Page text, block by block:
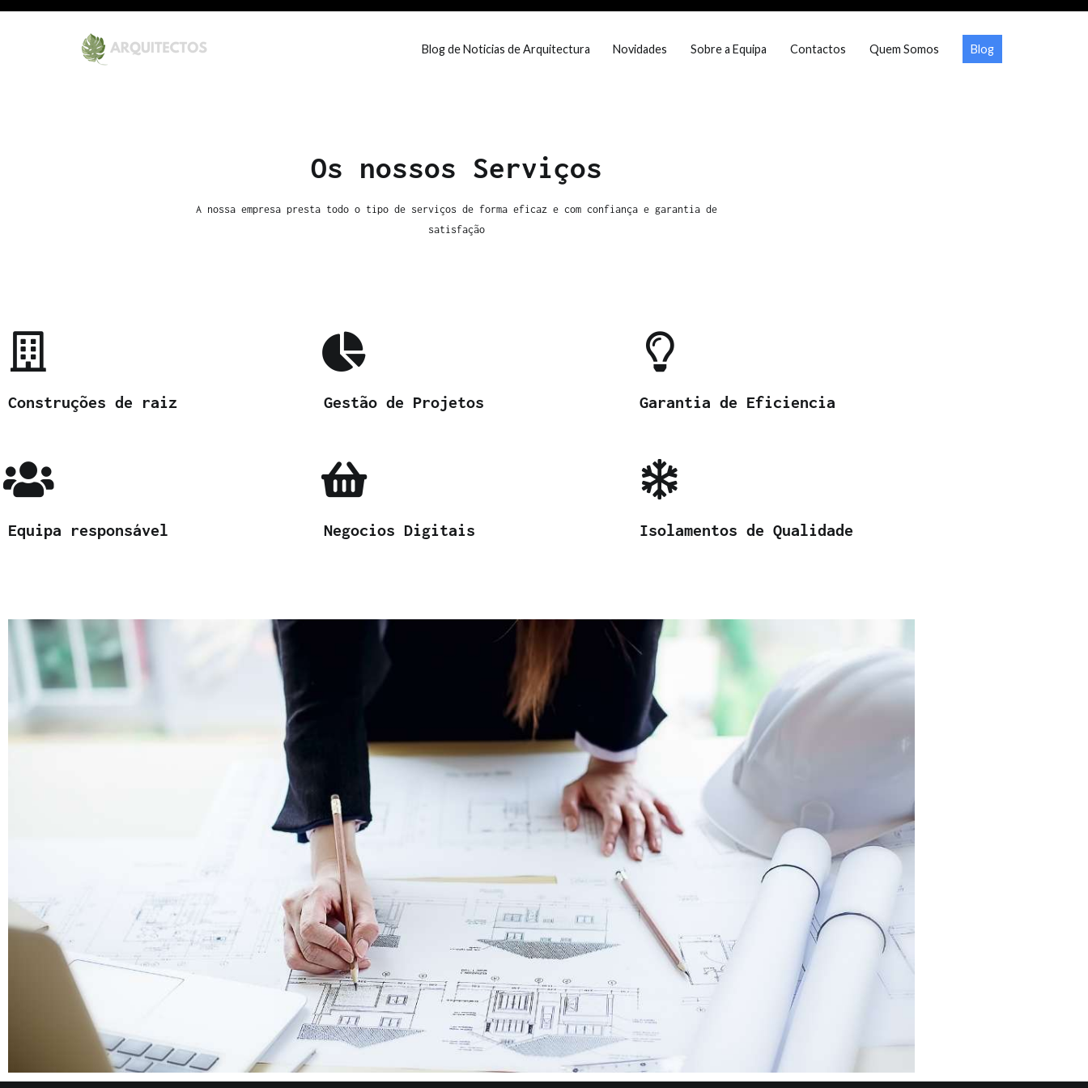
Uma rede de Arquitectura de prestigio em Portugal
Blog de Noticias de Arquitectura Novidades Sobre a Equipa Contactos Quem Somos Blog
Os nossos Serviços
A nossa empresa presta todo o tipo de serviços de forma eficaz e com confiança e garantia de
satisfação
Construções de raiz Gestão de Projetos Garantia de Eficiencia
Equipa responsável Negocios Digitais Isolamentos de Qualidade